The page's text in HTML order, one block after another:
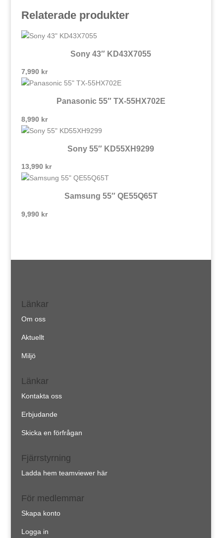
Relaterade produkter
Sony 43″ KD43X7055
7,990 kr
Panasonic 55″ TX-55HX702E
8,990 kr
Sony 55″ KD55XH9299
13,990 kr
Samsung 55″ QE55Q65T
9,990 kr
Länkar
Om oss
Aktuellt
Miljö
Länkar
Kontakta oss
Erbjudande
Skicka en förfrågan
Fjärrstyrning
Ladda hem teamviewer här
För medlemmar
Skapa konto
Logga in